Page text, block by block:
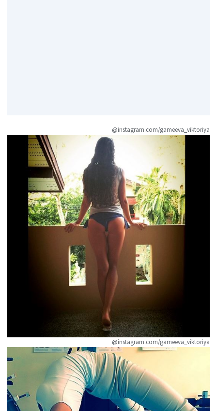
@instagram.com/gameeva_viktoriya
@instagram.com/gameeva_viktoriya